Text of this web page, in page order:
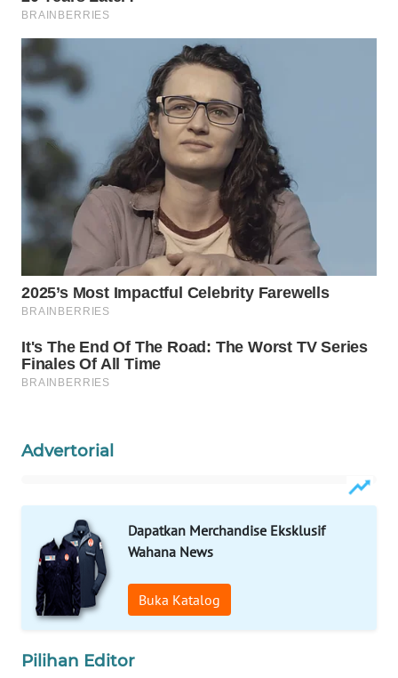
Advertorial
Dapatkan Merchandise Eksklusif
Wahana News
Buka Katalog
Pilihan Editor
WAHANA
WAHANA
ADVOKAT
WAHANA
INFRASTRUKTUR
WAHANA
KONSUMEN
WAHANA
LISTRIK
TRAVEL
TV
WAHANANEWS
ID
WAHANANEWS